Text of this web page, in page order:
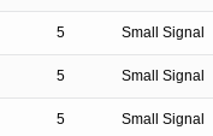
5 Small Signal
5 Small Signal
5 Small Signal